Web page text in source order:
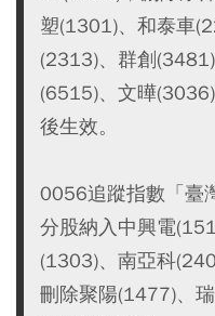
塑(1301)、和泰車
(2313)、群創
(6515)、文曄
後生效。
0056追蹤指數「臺
分股納入中興電
(1303)、南亞科
刪除聚陽(1477)、